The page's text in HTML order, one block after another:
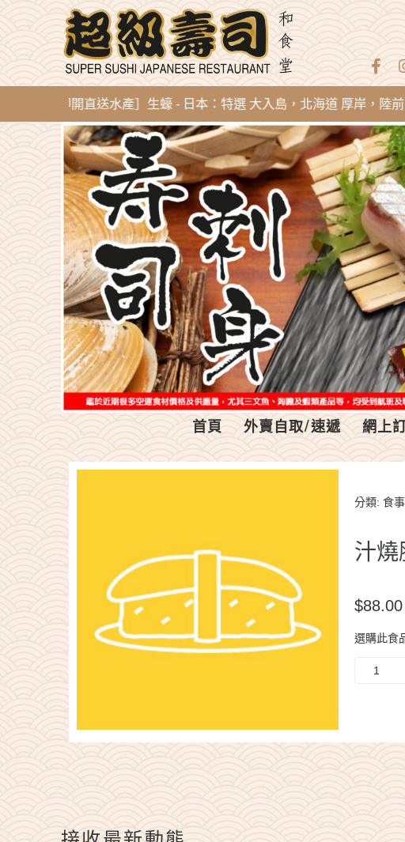
即開直送水產］生蠔 - 日本：特選 大入島，北海道 厚岸，陸前高田，
首頁 外賣自取/速遞 網上
分類: 食事
汁
$88.00
選購此食